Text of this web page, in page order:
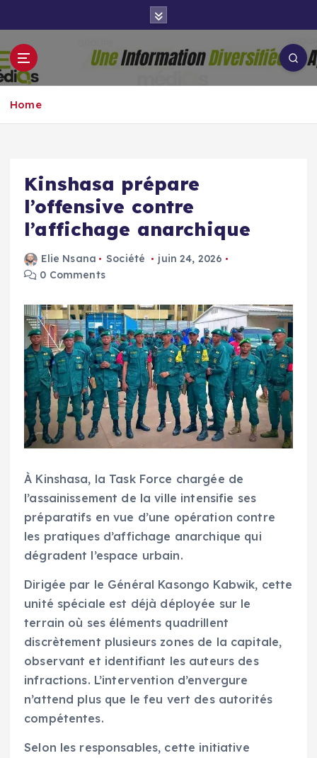
p
t
o
o
Groupe Aigle
Médias
Home
Kinshasa prépare
l’offensive contre
l’affichage anarchique
Elie Nsana Société
juin 24, 2026
0 Comments
À Kinshasa, la Task Force chargée de
l’assainissement de la ville intensifie ses
préparatifs en vue d’une opération contre
les pratiques d’affichage anarchique qui
dégradent l’espace urbain.
Dirigée par le Général Kasongo Kabwik, cette
unité spéciale est déjà déployée sur le
terrain où ses éléments quadrillent
discrètement plusieurs zones de la capitale,
observant et identifiant les auteurs des
infractions. L’intervention d’envergure
n’attend plus que le feu vert des autorités
compétentes.
Selon les responsables, cette initiative